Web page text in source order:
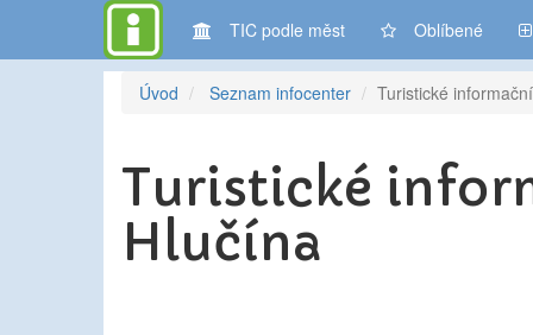
TIC podle měst Oblíbené
Úvod Seznam infocenter Turistické
Turistické
Hlučína